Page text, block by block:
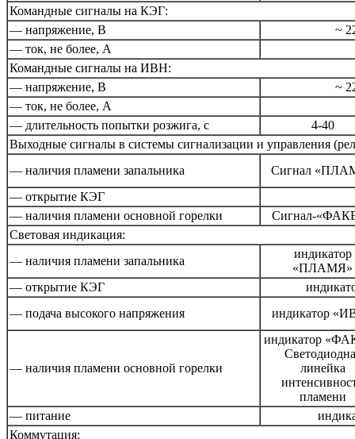
Командные сигналы на КЭГ:
— напряжение, В
~
— ток, не более, А
Командные сигналы на ИВН:
— напряжение, В
~
— ток, не более, А
— длительность попытки розжига, с
4-40
Выходные сигналы в системы сигнализации и управления
— наличия пламени запальника
Сигнал
— открытие КЭГ
— наличия пламени основной горелки
Сигнал-
Световая индикация:
— наличия пламени запальника
индикатор
«ПЛАМЯ»
— открытие КЭГ
— подача высокого напряжения
индикатор
— наличия пламени основной горелки
индикатор
линейка
пламени
— питание
Коммутация: